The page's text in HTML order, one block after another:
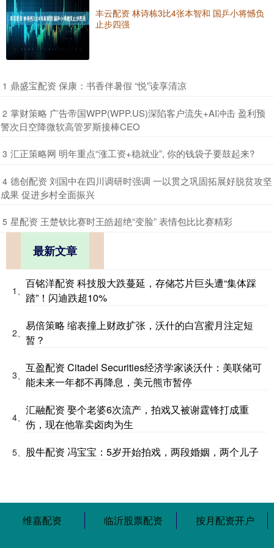
丰云配资 林诗栋3比4张本智和 国乒小将憾负
止步四强
1 ​鼎盛宝配资 保康：书香伴暑假 “悦”读享清凉
2 ​掌财策略 广告帝国WPP(WPP.US)深陷客户流失+AI冲击 盈利预
警次日空降微软高管罗斯接棒CEO
3 ​汇正策略网 明年重点“涨工资+稳就业”, 你的钱袋子要鼓起来?
4 ​德创配资 刘国中在四川调研时强调 一以贯之巩固拓展好脱贫攻坚
成果 促进乡村全面振兴
5 ​星配资 王楚钦比赛时王皓超绝“变脸” 表情包比比赛精彩
最新文章
1、
百铭洋配资 科技股大跌蔓延，存储芯片巨头遭“集体踩
踏”！闪迪跌超10%
2、
易倍策略 缩表撞上财政扩张，沃什的白宫蜜月注定短
暂？
3、
互盈配资 Citadel Securities经济学家谈沃什：美联储可
能未来一年都不再降息，美元熊市暂停
4、
汇融配资 娶个老婆6次流产，拍戏又被谢霆锋打成重
伤，现在他靠卖卤肉为生
5、 股牛配资 冯宝宝：5岁开始拍戏，两段婚姻，两个儿子
维嘉配资 临沂股票配资 按月配资开户